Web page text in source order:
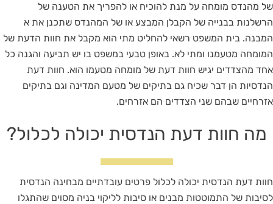
של מהנדס מומחה על מנת להוכיח או להפריך את הטענה של
הרשלנות בבנייה של הקבלן המבצע או של המהנדס שתכנן את א
המבנה. בית המשפט רשאי להחליט מתי הוא מקבל את חוות הדעת של
המומחה מטעמנו ומתי לא. באופן טבעי במשפט בו יש תביעה והגנה כל
אחד מהצדדים יגיש חוות דעת של מומחה מטעמו הוא. חוות דעת
הנדסיות הן דבר שכיח גם בתיקים של מטעם המדינה וגם בתיקים
אזרחיים שבהם שני הצדדים הם אזרחים.
מה חוות דעת הנדסית יכולה לכלול?
חוות דעת הנדסית יכולה לכלול פרטים עובדתיים מבחינה הנדסית
לסיבות של התמוטטות מבנים או סיבות לליקוי בניה מסוים שהתגלו